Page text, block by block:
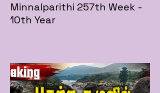
Minnalparithi 257th Week -
10th Year